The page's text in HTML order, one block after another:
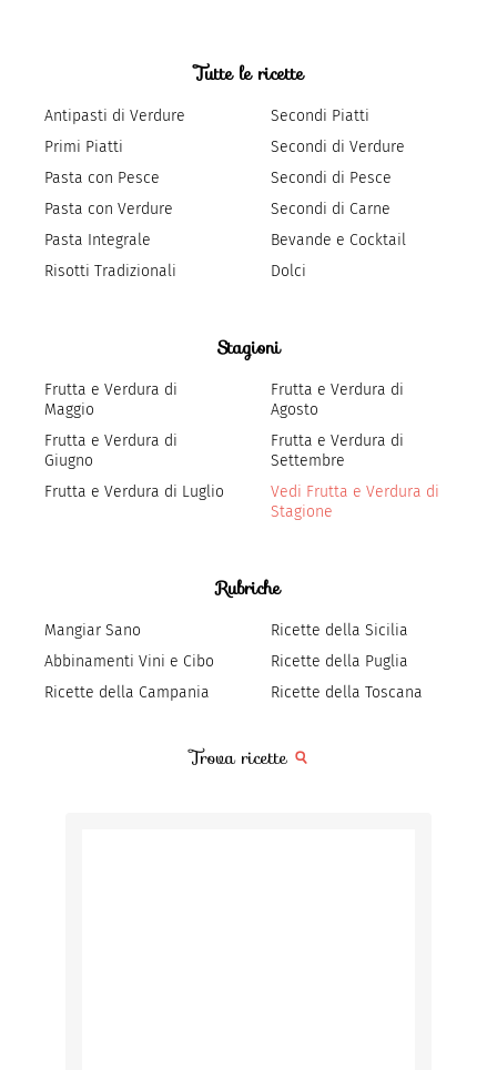
Tutte le ricette
Antipasti di Verdure
Primi Piatti
Pasta con Pesce
Pasta con Verdure
Pasta Integrale
Risotti Tradizionali
Secondi Piatti
Secondi di Verdure
Secondi di Pesce
Secondi di Carne
Bevande e Cocktail
Dolci
Stagioni
Frutta e Verdura di
Maggio
Frutta e Verdura di
Giugno
Frutta e Verdura di Luglio
Frutta e Verdura di
Agosto
Frutta e Verdura di
Settembre
Vedi Frutta e Verdura di
Stagione
Rubriche
Mangiar Sano
Abbinamenti Vini e Cibo
Ricette della Campania
Ricette della Sicilia
Ricette della Puglia
Ricette della Toscana
Trova ricette